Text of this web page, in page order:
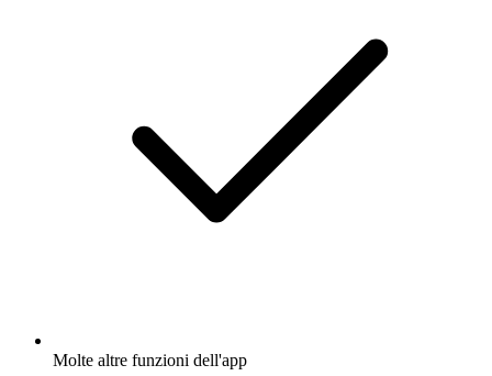
Molte altre funzioni dell'app